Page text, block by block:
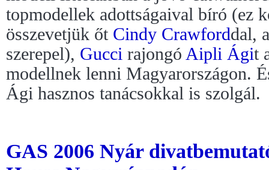
topmodellek adottságaival bíró (ez
összevetjük őt Cindy Crawforddal,
szerepel), Gucci rajongó Aipli Ágit
modellnek lenni Magyarországon.
Ági hasznos tanácsokkal is szolgál.
GAS 2006 Nyár